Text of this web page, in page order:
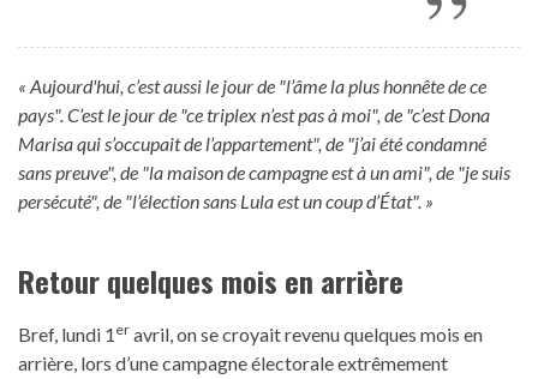
« Aujourd'hui, c’est aussi le jour de "l’âme la plus honnête de ce
pays". C’est le jour de "ce triplex n’est pas à moi", de "c’est Dona
Marisa qui s’occupait de l’appartement", de "j’ai été condamné
sans preuve", de "la maison de campagne est à un ami", de "je suis
persécuté", de "l’élection sans Lula est un coup d’État". »
Retour quelques mois en arrière
Bref, lundi 1 er avril, on se croyait revenu quelques mois en
arrière, lors d’une campagne électorale extrêmement